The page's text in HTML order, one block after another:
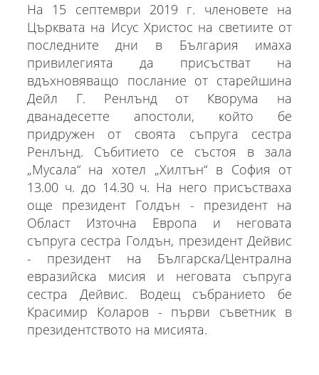
На 15 септември 2019 г. членовете на
Църквата на Исус Христос на светиите от
последните дни в България имаха
привилегията да присъстват на
вдъхновяващо послание от старейшина
Дейл Г. Ренлънд от Кворума на
дванадесетте апостоли, който бе
придружен от своята съпруга сестра
Ренлънд. Събитието се състоя в зала
„Мусала“ на хотел „Хилтън“ в София от
13.00 ч. до 14.30 ч. На него присъстваха
още президент Голдън - президент на
Област Източна Европа и неговата
съпруга сестра Голдън, президент Дейвис
- президент на Българска/Централна
евразийска мисия и неговата съпруга
сестра Дейвис. Водещ събранието бе
Красимир Коларов - първи съветник в
президентството на мисията.